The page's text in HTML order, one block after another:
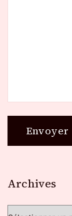
Archives